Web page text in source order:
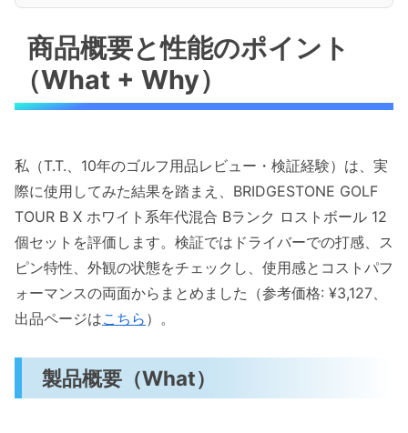
商品概要と性能のポイント
（What + Why）
私（T.T.、10年のゴルフ用品レビュー・検証経験）は、実
際に使用してみた結果を踏まえ、BRIDGESTONE GOLF
TOUR B X ホワイト系年代混合 Bランク ロストボール 12
個セットを評価します。検証ではドライバーでの打感、ス
ピン特性、外観の状態をチェックし、使用感とコストパフ
ォーマンスの両面からまとめました（参考価格: ¥3,127、
出品ページはこちら ）。
製品概要（What）